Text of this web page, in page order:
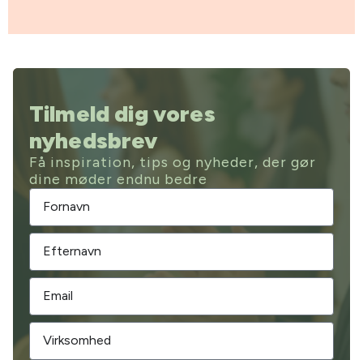
Tilmeld dig vores
nyhedsbrev
Få inspiration, tips og nyheder, der gør
dine møder endnu bedre